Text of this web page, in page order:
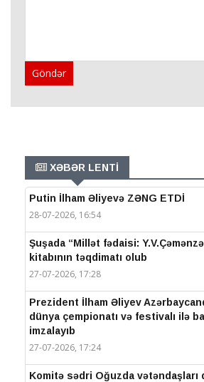
Göndər
XƏBƏR LENTİ
Putin İlham Əliyevə ZƏNG ETDİ
28-07-2026, 16:54
Şuşada “Millət fədaisi:
kitabının təqdimatı olub
27-07-2026, 17:28
Prezident İlham Əliyev
dünya çempionatı və festivalı ilə
imzalayıb
27-07-2026, 17:24
Komitə sədri Oğuzda vətəndaşları